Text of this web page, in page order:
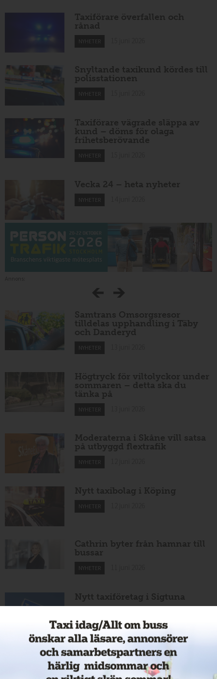
Taxiförare överfallen och
rånad
NYHETER
Snyltande taxikund kördes till
polisstationen
NYHETER
Taxiförare vägrade släppa av
kund – döms för olaga
frihetsberövande
NYHETER
Vecka 24 – heta nyheter
NYHETER
Samtrans Omsorgsresor
tilldelas upphandling i Täby
och Danderyd
NYHETER
Högtryck för viltolyckor under
sommaren – detta ska du
tänka på
NYHETER
Moderaterna i Skåne vill satsa
på utbyggd flextrafik
NYHETER
Nytt taxibolag i Köping
NYHETER
Cathrin byter från hamnar till
bussar
NYHETER
Nytt taxiföretag i Sigtuna
Nytt taxibolag i Borlänge
NYHETER 11 juni 2026